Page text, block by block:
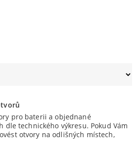
pro baterii a objednané
dle technického výkresu. Pokud Vám
otvory na odlišných místech,